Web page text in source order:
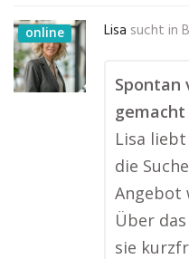
online Lisa sucht in
Spontan
gemacht
Lisa
die
Angebot
Über
sie